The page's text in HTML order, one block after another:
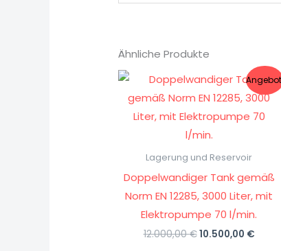
Ähnliche Produkte
Lagerung und Reservoir
Doppelwandiger Tank gemäß
Norm EN 12285, 3000 Liter, mit
Elektropumpe 70 l/min.
12.000,00€
Ursprünglicher
Preis
war:
12.000,00 €
10.500,00 €
Preis
ist: